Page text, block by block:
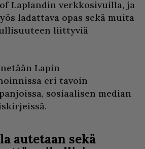
Laplandin verkkosivuilla, ja
ladattava opas sekä muita
liittyviä
Lapin
eri tavoin
sosiaalisen median
autetaan sekä